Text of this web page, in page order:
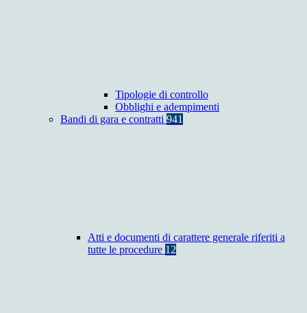
Tipologie di controllo
Obblighi e adempimenti
Bandi di gara e contratti 941
Atti e documenti di carattere generale riferiti a
tutte le procedure 12